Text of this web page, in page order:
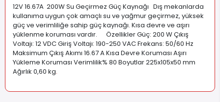
12V 16.67A 200W Su Geçirmez Güç Kaynağı Dış mekanlarda
kullanıma uygun çok amaçlı su ve yağmur geçirmez, yüksek
güç ve verimliliğe sahip güç kaynağı. Kısa devre ve aşırı
yüklenme koruması vardır. Özellikler Güç: 200 W Çıkış
Voltajı: 12 VDC Giriş Voltajı: 190-250 VAC Frekans: 50/60 Hz
Maksimum Çıkış Akımı 16.67 A Kısa Devre Koruması Aşırı
Yükleme Koruması Verimlilik% 80 Boyutlar 225x105x50 mm
Ağırlık 0,60 kg.